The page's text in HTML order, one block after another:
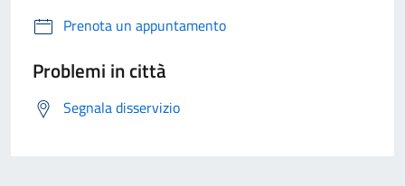
Prenota un appuntamento
Problemi in città
Segnala disservizio